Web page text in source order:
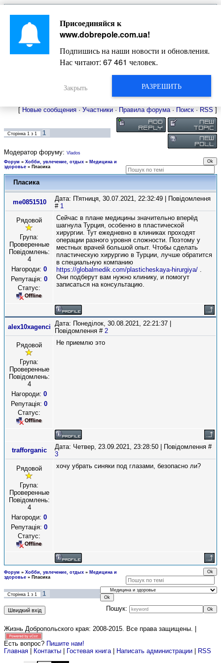
Главная
Новости
Довідкова
Фото
Оголошення
Видео
Жизнь Добропольского края
[ Новые сообщения · Участники · Правила форума· Поиск · RSS ]
Сторінка 1 з 1 1
Модератор форуму: Vlados
Форум » Хобби, увлечение, отдых » Медицина и
здоровье » Пласика
Пласика
me0851510
Дата: П'ятниця, 30.07.2021, 22:32:49 | Повідомлення
# 1
Рядовой
Група:
Проверенные
Повідомлень:
4
Нагороди: 0
Репутація: 0
Статус:
Сейчас в плане медицины значительно вперёд
шагнула Турция, особенно в пластической
хирургии. Тут ежедневно в клиниках проходят
операции разного уровня сложности. Поэтому у
местных врачей большой опыт. Чтобы сделать
пластическую хирургию в Турции, лучше обратится
в специальную компанию
https://globalmedik.com/plasticheskaya-hirurgiya/ .
Они подберут вам нужно клинику, и помогут
записаться на консультацию.
alex10xagenci Дата: Понеділок, 30.08.2021, 22:21:37 |
Повідомлення # 2
Рядовой
Група:
Проверенные
Повідомлень:
4
Нагороди: 0
Репутація: 0
Статус:
Не приемлю это
trafforganic
Дата: Четвер, 23.09.2021, 23:28:50 | Повідомлення #
3
Рядовой
Група:
Проверенные
Повідомлень:
4
Нагороди: 0
Репутація: 0
Статус:
хочу убрать синяки под глазами, безопасно ли?
Форум » Хобби, увлечение, отдых » Медицина и
здоровье » Пласика
Сторінка 1 з 1
1
Пошук:
Жизнь Добропольского края: 2008-2015. Все права защищены. |
Есть вопрос? Пишите нам!
Главная
Контакты Гостевая книга| Написать администрации RSS
Присоединяйся к
www.dobrepole.com.ua!
Подпишись на наши новости и обновления.
Нас читают: 67 461 человек.
РАЗРЕШИТЬ
Закрыть